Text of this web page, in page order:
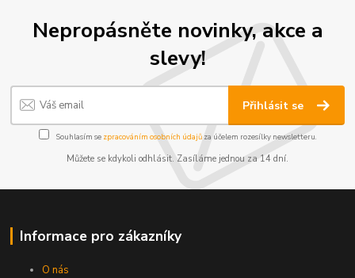
Nepropásněte novinky, akce a
slevy!
Přihlásit se
Souhlasím se zpracováním osobních údajůza účelem rozesílky newsletteru.
Můžete se kdykoli odhlásit. Zasíláme jednou za 14 dní.
Informace pro zákazníky
O nás